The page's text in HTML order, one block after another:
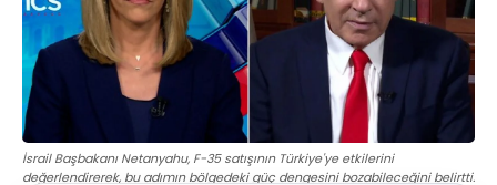
İsrail Başbakanı Netanyahu, F-35 satışının Türkiye'ye etkilerini
değerlendirerek, bu adımın bölgedeki güç dengesini bozabileceğini belirtti.